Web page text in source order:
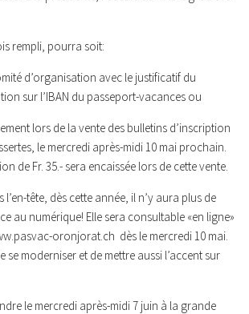
rempli, pourra soit:
d’organisation avec le justificatif du
sur l’IBAN du passeport-vacances ou
lors de la vente des bulletins d’inscription
le mercredi après-midi 10 mai prochain.
de Fr. 35.- sera encaissée lors de cette vente.
tête, dès cette année, il n’y aura plus de
au numérique! Elle sera consultable «en ligne»
oronjorat.ch dès le mercredi 10 mai.
se moderniser et de mettre aussi l’accent sur
le mercredi après-midi 7 juin à la grande